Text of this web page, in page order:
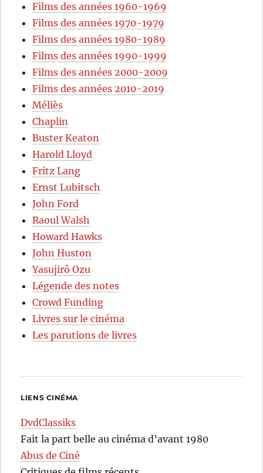
Films des années 1960-1969
Films des années 1970-1979
Films des années 1980-1989
Films des années 1990-1999
Films des années 2000-2009
Films des années 2010-2019
Méliès
Chaplin
Buster Keaton
Harold Lloyd
Fritz Lang
Ernst Lubitsch
John Ford
Raoul Walsh
Howard Hawks
John Huston
Yasujirô Ozu
Légende des notes
Crowd Funding
Livres sur le cinéma
Les parutions de livres
LIENS CINÉMA
DvdClassiks
Fait la part belle au cinéma d’avant 1980
Abus de Ciné